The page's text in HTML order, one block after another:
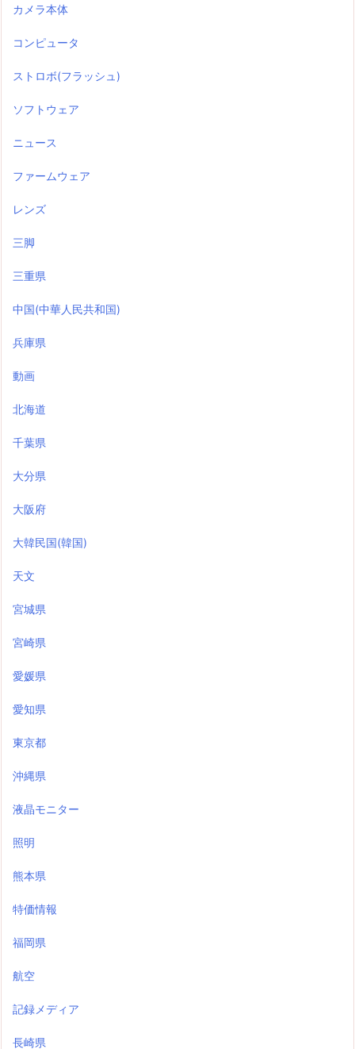
カメラ本体
コンピュータ
ストロボ(フラッシュ)
ソフトウェア
ニュース
ファームウェア
レンズ
三脚
三重県
中国(中華人民共和国)
兵庫県
動画
北海道
千葉県
大分県
大阪府
大韓民国(韓国)
天文
宮城県
宮崎県
愛媛県
愛知県
東京都
沖縄県
液晶モニター
照明
熊本県
特価情報
福岡県
航空
記録メディア
長崎県